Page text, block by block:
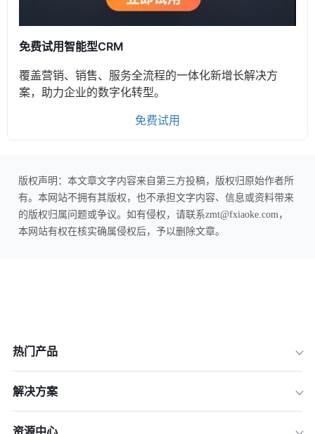
免费试用智能型CRM
覆盖营销、销售、服务全流程的一体化新增长解决方
案，助力企业的数字化转型。
免费试用
版权声明：本文章文字内容来自第三方投稿，版权归原始作者所
有。本网站不拥有其版权，也不承担文字内容、信息或资料带来
的版权归属问题或争议。如有侵权，请联系zmt@fxiaoke.com，
本网站有权在核实确属侵权后，予以删除文章。
热门产品
解决方案